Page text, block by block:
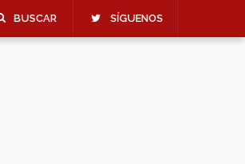
BUSCAR SÍGUENOS